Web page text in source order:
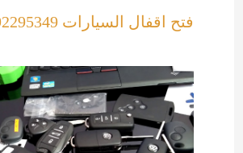
فتح اقفال السيارات 92295349